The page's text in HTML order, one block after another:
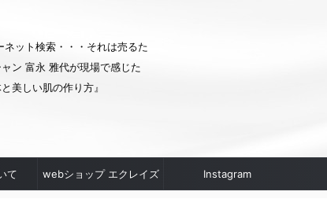
ット検索・・・それは売るた
ン 富永 雅代が現場で感じた
美しい肌の作り方』
て webショップ エクレイズ Instagram